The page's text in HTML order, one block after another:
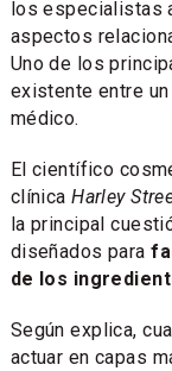
los especialistas
aspectos
Uno de los
existente entre
médico.
El científico
clínicaHarley
la principal
diseñados para
de los
Según explica,
actuar en capas